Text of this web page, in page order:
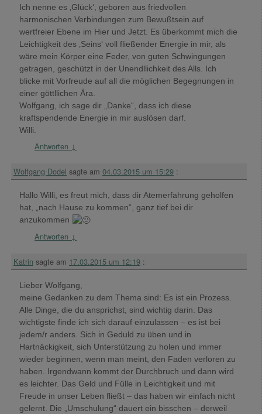
Ich nenne es ‚Glück‘, geboren aus friedvollen
harmonischen Verbindungen zum Bewußtsein auf
wertfreier Ebene im Hier und Jetzt. Es überkommt mich die
Leichtigkeit des ‚Seins‘ voll fließender Energie in mir, als
wäre mein Körper eine Feder, von guten Schwingungen
getragen, geschützt in der Unendllichkeit des Alls. Ich
blicke mit Vorfreude auf all die möglichen Begegnungen in
einer göttllichen Ära.
Wolfgang, ich sage dir „Danke“, dass ich diese
kraftspendende Energie in mir auslösen darf.
Willi.
Antworten ↓
Wolfgang Dodel sagte am 04.03.2015 um 15:29 :
Hallo Willi, es freut mich, dass dir Atemerfahrung geholfen
hat, „nach Hause zu kommen“, ganz tief bei dir
anzukommen
Antworten ↓
Katrin sagte am 17.03.2015 um 12:19 :
Lieber Wolfgang,
meine Gedanken zu dem Thema sind: Es ist ein Prozess.
Alle Dinge, die du ansprichst, sind wichtig darin. Das
wichtigste finde ich sich darauf einzulassen – es ist bei
jedem/r anders. Sich in Geduld zu üben und in
Hartnäckigkeit, sich Unterstützung zu holen und immer
wieder beginnen, wenn man meint, den Faden verloren zu
haben. Irgendwann kommt der Durchbruch und dann wird
es leichter. Das Geld und Fülle in Leichtigkeit und mit
Freude in unser Leben fließt – das haben wir einfach nicht
gelernt. Die „Umschulung“ dauert ein bisschen – derweil